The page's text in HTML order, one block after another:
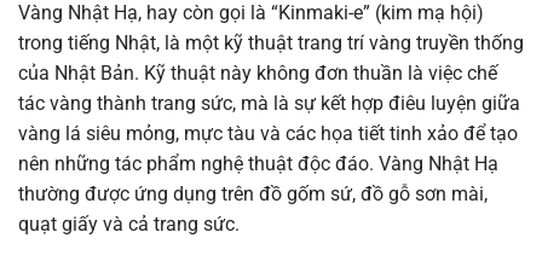
Vàng Nhật Hạ, hay còn gọi là “Kinmaki-e” (kim mạ hội)
trong tiếng Nhật, là một kỹ thuật trang trí vàng truyền thống
của Nhật Bản. Kỹ thuật này không đơn thuần là việc chế
tác vàng thành trang sức, mà là sự kết hợp điêu luyện giữa
vàng lá siêu mỏng, mực tàu và các họa tiết tinh xảo để tạo
nên những tác phẩm nghệ thuật độc đáo. Vàng Nhật Hạ
thường được ứng dụng trên đồ gốm sứ, đồ gỗ sơn mài,
quạt giấy và cả trang sức.